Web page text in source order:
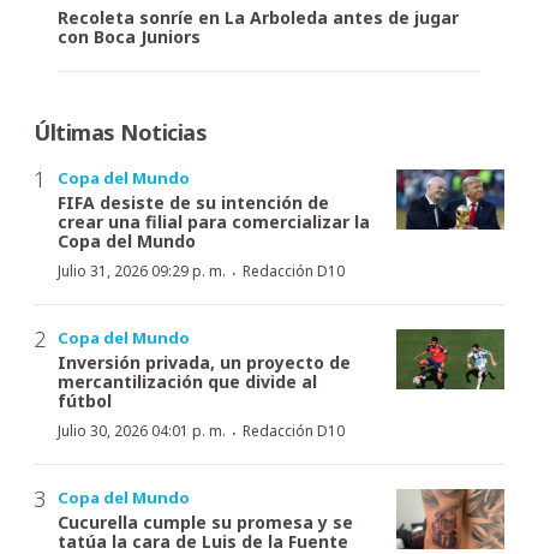
Recoleta sonríe en La Arboleda antes de jugar
con Boca Juniors
Últimas Noticias
Copa del Mundo
FIFA desiste de su intención de
crear una filial para comercializar la
Copa del Mundo
Julio 31, 2026 09:29 p. m. · Redacción D10
Copa del Mundo
Inversión privada, un proyecto de
mercantilización que divide al
fútbol
Julio 30, 2026 04:01 p. m. · Redacción D10
Copa del Mundo
Cucurella cumple su promesa y se
tatúa la cara de Luis de la Fuente